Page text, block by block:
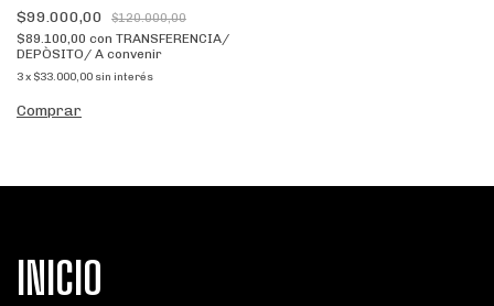
$99.000,00
$120.000,00
$89.100,00 con TRANSFERENCIA/
DEPÒSITO/ A convenir
3x $33.000,00 sin interés
Comprar
INICIO